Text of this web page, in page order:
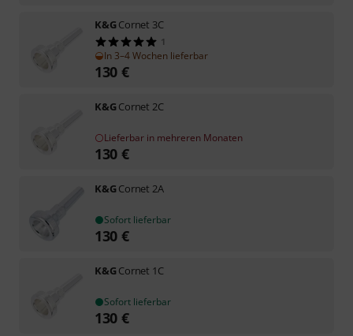
K&GCornet 3C
1
In 3–4 Wochen lieferbar
130 €
K&GCornet 2C
Lieferbar in mehreren Monaten
130 €
K&GCornet 2A
Sofort lieferbar
130 €
K&GCornet 1C
Sofort lieferbar
130 €